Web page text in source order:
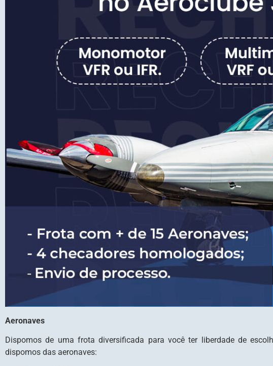
Aeronaves
Dispomos de uma frota diversificada para você ter liberdade de
dispomos das aeronaves: